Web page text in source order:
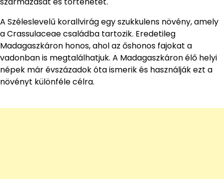
A Széleslevelű korallvirág egy szukkulens növény, amely
a Crassulaceae családba tartozik. Eredetileg
Madagaszkáron honos, ahol az őshonos fajokat a
vadonban is megtalálhatjuk. A Madagaszkáron élő helyi
népek már évszázadok óta ismerik és használják ezt a
növényt különféle célra.